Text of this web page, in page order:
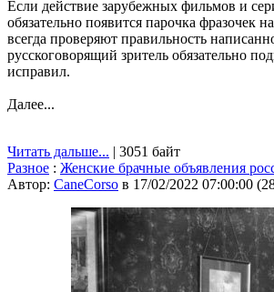
Если действие зарубежных фильмов и
обязательно появится парочка фразочек
всегда проверяют правильность
русскоговорящий зритель обязательно
исправил.
Далее...
Читать дальше... | 3051 байт
Разное : Женские брачные объявления
Автор: CaneCorso в 17/02/2022 07:00:00 (